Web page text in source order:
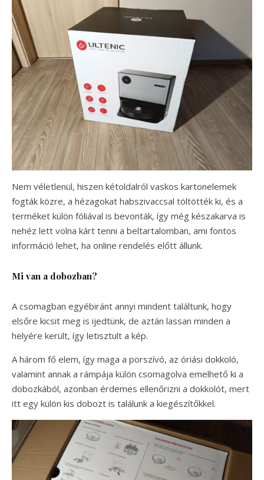
Nem véletlenül, hiszen kétoldalról vaskos kartonelemek
fogták közre, a hézagokat habszivaccsal töltötték ki, és a
terméket külön fóliával is bevonták, így még készakarva is
nehéz lett volna kárt tenni a beltartalomban, ami fontos
információ lehet, ha online rendelés előtt állunk.
Mi van a dobozban?
A csomagban egyébiránt annyi mindent találtunk, hogy
elsőre kicsit meg is ijedtünk, de aztán lassan minden a
helyére került, így letisztult a kép.
A három fő elem, így maga a porszívó, az óriási dokkoló,
valamint annak a rámpája külön csomagolva emelhető ki a
dobozkából, azonban érdemes ellenőrizni a dokkolót, mert
itt egy külön kis dobozt is találunk a kiegészítőkkel.